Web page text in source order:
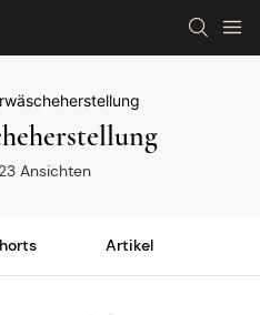
23 Ansichten
Artikel